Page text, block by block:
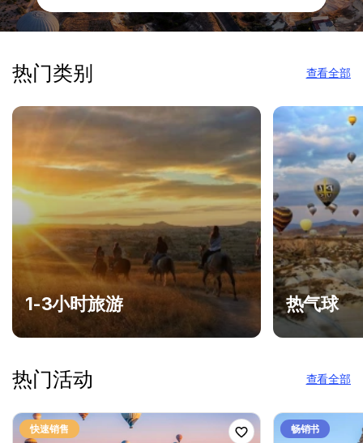
热门类别 查看全部
1-3小时旅游 热气球
热门活动 查看全部
快速销售 畅销书